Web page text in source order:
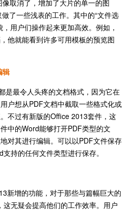
取消了，增加了大片的单一的图
了一些浅表的工作。其中的“文件选
用户们操作起来更加高效。例如，
他就能看到许多可用模板的预览图
辑
最令人头疼的文档格式，因为它在
户想从PDF文档中截取一些格式化或
不过有新版的Office 2013套件，这
中的Word能够打开PDF类型的文
对其进行编辑。可以以PDF文件保存
持的任何文件类型进行保存。
增的功能，对于那些与篇幅巨大的
无疑会提高他们的工作效率。用户